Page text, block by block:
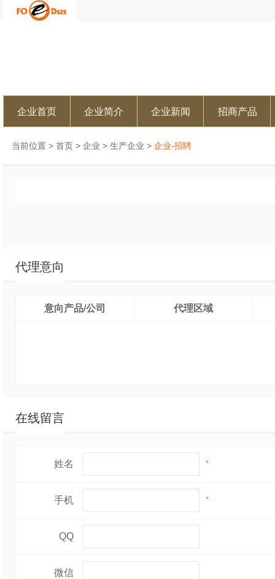
企业首页 企业简介 企业新闻 招商产品
当前位置 > 首页 > 企业 > 生产企业 > 企业-招聘
代理意向
意向产品/公司 代理区域
在线留言
姓名 *
手机 *
QQ
微信